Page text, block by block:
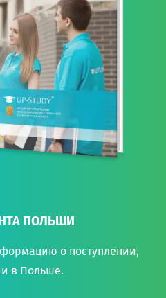
ПОЛЬШИ
о поступлении,
в Польше.